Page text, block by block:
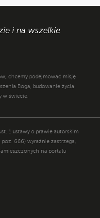
i na wszelkie
chcemy podejmować misję
Boga, budowanie życia
w świecie.
1 ustawy o prawie autorskim
666) wyraźnie zastrzega,
na portalu